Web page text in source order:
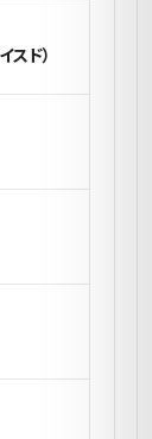
ド）